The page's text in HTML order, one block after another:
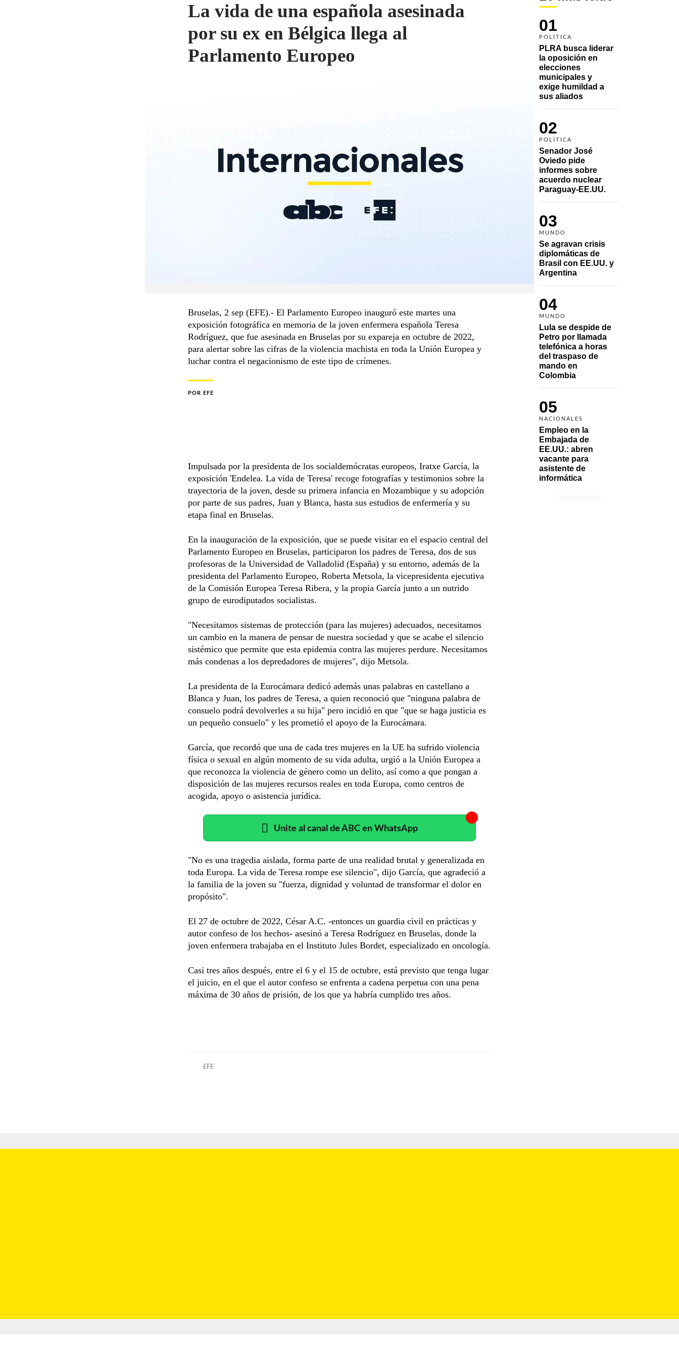
01
POLÍTICA
PLRA busca liderar
la oposición en
elecciones
municipales y
exige humildad a
sus aliados
02
POLÍTICA
Senador José
Oviedo pide
informes sobre
acuerdo nuclear
Paraguay-EE.UU.
03
MUNDO
Se agravan crisis
diplomáticas de
Brasil con EE.UU. y
Argentina
04
MUNDO
Lula se despide de
Petro por llamada
telefónica a horas
del traspaso de
mando en
Colombia
05
NACIONALES
Empleo en la
Embajada de
EE.UU.: abren
vacante para
asistente de
informática
La vida de una española asesinada
por su ex en Bélgica llega al
Parlamento Europeo
Bruselas, 2 sep (EFE).- El Parlamento Europeo inauguró este martes una
exposición fotográfica en memoria de la joven enfermera española Teresa
Rodríguez, que fue asesinada en Bruselas por su expareja en octubre de 2022,
para alertar sobre las cifras de la violencia machista en toda la Unión Europea y
luchar contra el negacionismo de este tipo de crímenes.
POR EFE
Impulsada por la presidenta de los socialdemócratas europeos, Iratxe García, la
exposición 'Endelea. La vida de Teresa' recoge fotografías y testimonios sobre la
trayectoria de la joven, desde su primera infancia en Mozambique y su adopción
por parte de sus padres, Juan y Blanca, hasta sus estudios de enfermería y su
etapa final en Bruselas.
En la inauguración de la exposición, que se puede visitar en el espacio central del
Parlamento Europeo en Bruselas, participaron los padres de Teresa, dos de sus
profesoras de la Universidad de Valladolid (España) y su entorno, además de la
presidenta del Parlamento Europeo, Roberta Metsola, la vicepresidenta ejecutiva
de la Comisión Europea Teresa Ribera, y la propia García junto a un nutrido
grupo de eurodiputados socialistas.
"Necesitamos sistemas de protección (para las mujeres) adecuados, necesitamos
un cambio en la manera de pensar de nuestra sociedad y que se acabe el silencio
sistémico que permite que esta epidemia contra las mujeres perdure. Necesitamos
más condenas a los depredadores de mujeres", dijo Metsola.
La presidenta de la Eurocámara dedicó además unas palabras en castellano a
Blanca y Juan, los padres de Teresa, a quien reconoció que "ninguna palabra de
consuelo podrá devolverles a su hija" pero incidió en que "que se haga justicia es
un pequeño consuelo" y les prometió el apoyo de la Eurocámara.
García, que recordó que una de cada tres mujeres en la UE ha sufrido violencia
física o sexual en algún momento de su vida adulta, urgió a la Unión Europea a
que reconozca la violencia de género como un delito, así como a que pongan a
disposición de las mujeres recursos reales en toda Europa, como centros de
acogida, apoyo o asistencia jurídica.
Unite al canal de ABC en WhatsApp
"No es una tragedia aislada, forma parte de una realidad brutal y generalizada en
toda Europa. La vida de Teresa rompe ese silencio", dijo García, que agradeció a
la familia de la joven su "fuerza, dignidad y voluntad de transformar el dolor en
propósito".
El 27 de octubre de 2022, César A.C. -entonces un guardia civil en prácticas y
autor confeso de los hechos- asesinó a Teresa Rodríguez en Bruselas, donde la
joven enfermera trabajaba en el Instituto Jules Bordet, especializado en oncología.
Casi tres años después, entre el 6 y el 15 de octubre, está previsto que tenga lugar
el juicio, en el que el autor confeso se enfrenta a cadena perpetua con una pena
máxima de 30 años de prisión, de los que ya habría cumplido tres años.
EFE